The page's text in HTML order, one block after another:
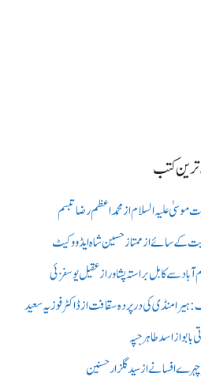
ترین کتب
علیہ السلام از محمد اعظم رضا تبسم
کے سائے از ممتاز حسین شاہ ایڈووکیٹ
آباد سے کابل براستہ پشاور از عقیل یوسفزئی
ہیرا منڈی کی در پردہ سقافت از ڈاکٹر فوزیہ سعید
بابو از اسد طاہر جپہ
افسانے از سید گلزار حسنین